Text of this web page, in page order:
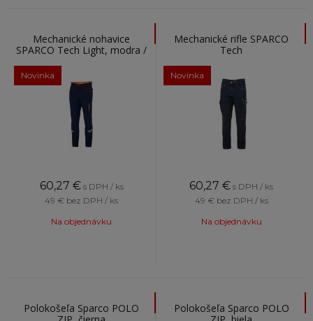
Mechanické nohavice
SPARCO Tech Light, modra /
oranžová
Novinka
60,27 € s DPH / ks
49 € bez DPH / ks
Na objednávku
Mechanické rifle SPARCO
Tech
Novinka
60,27 € s DPH / ks
49 € bez DPH / ks
Na objednávku
Polokošeľa Sparco POLO
Polokošeľa Sparco POLO